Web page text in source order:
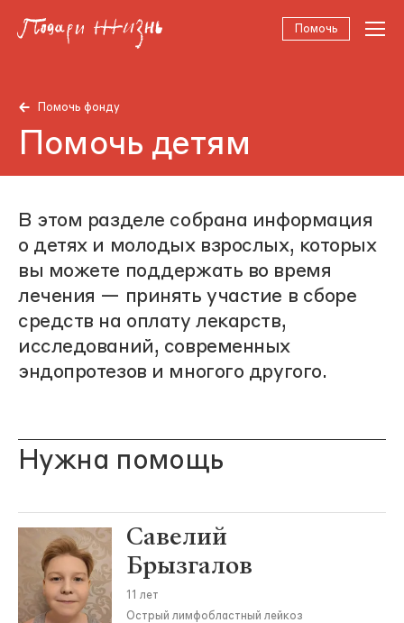
Помочь
Помочь фонду
Помочь детям
В этом разделе собрана информация
о детях и молодых взрослых, которых
вы можете поддержать во время
лечения — принять участие в сборе
средств на оплату лекарств,
исследований, современных
эндопротезов и многого другого.
Нужна помощь
Савелий
Брызгалов
11 лет
Острый лимфобластный лейкоз